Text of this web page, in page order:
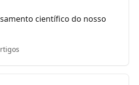
científico do nosso